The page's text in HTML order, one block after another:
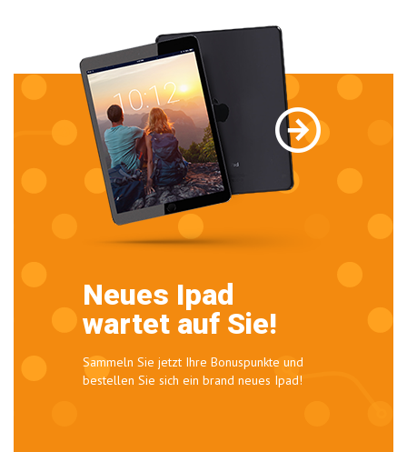
Neues Ipad
wartet auf Sie!
Sammeln Sie jetzt Ihre Bonuspunkte und
bestellen Sie sich ein brand neues Ipad!